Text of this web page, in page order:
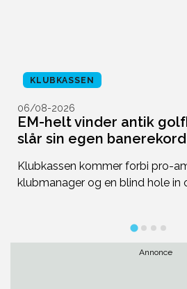
KLUBKASSEN
06/08-2026
EM-helt vinder antik
slår sin egen
Klubkassen kommer forbi pro-
klubmanager og en blind hole in
Annonce